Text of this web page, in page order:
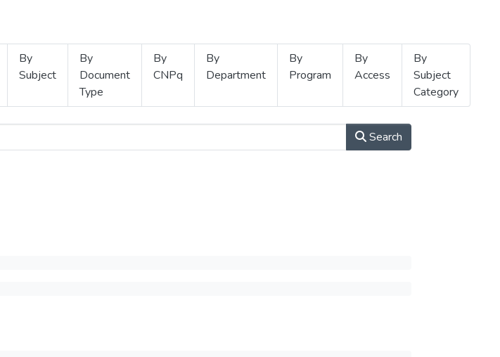
By
Subject
By
Document
Type
By
CNPq
By
Department
By
Program
By
Access
By
Subject
Category
Search